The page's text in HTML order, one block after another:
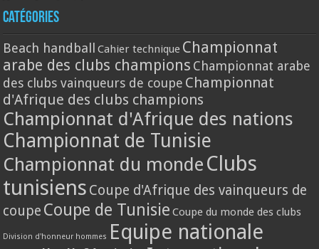
Catégories
Beach handball Cahier technique Championnat
arabe des clubs champions Championnat arabe
des clubs vainqueurs de coupe Championnat
d'Afrique des clubs champions
Championnat d'Afrique des nations
Championnat de Tunisie
Championnat du monde Clubs
tunisiens Coupe d'Afrique des vainqueurs de
coupe Coupe de Tunisie Coupe du monde des clubs
Division d'honneur hommes Equipe nationale